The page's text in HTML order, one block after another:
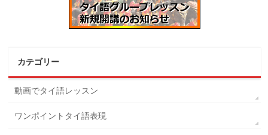
カテゴリー
動画でタイ語レッスン
ワンポイントタイ語表現